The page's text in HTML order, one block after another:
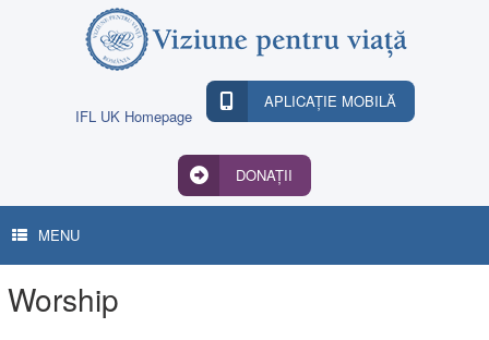
IFL UK Homepage
APLICAȚIE MOBILĂ
DONAȚII
MENU
Worship